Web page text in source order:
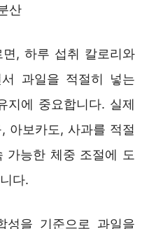
산
, 하루 섭취 칼로리와
과일을 적절히 넣는
지에 중요합니다. 실제
아보카도, 사과를 적절
가능한 체중 조절에 도
다.
성을 기준으로 과일을